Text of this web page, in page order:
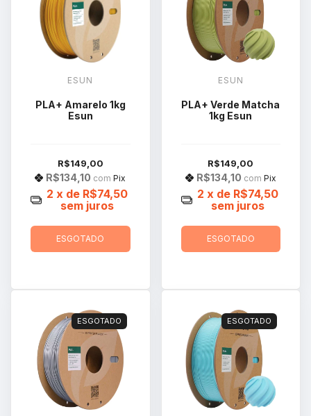
ESUN
PLA+ Amarelo 1kg
Esun
R$149,00
R$134,10 com Pix
2 x de R$74,50
sem juros
ESGOTADO
ESUN
PLA+ Verde Matcha
1kg Esun
R$149,00
R$134,10 com Pix
2 x de R$74,50
sem juros
ESGOTADO
ESGOTADO ESGOTADO